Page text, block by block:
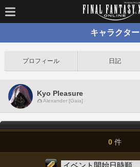
キャラクター
プロフィール 日記
Kyo Pleasure
Alexander [Gaia]
0 件